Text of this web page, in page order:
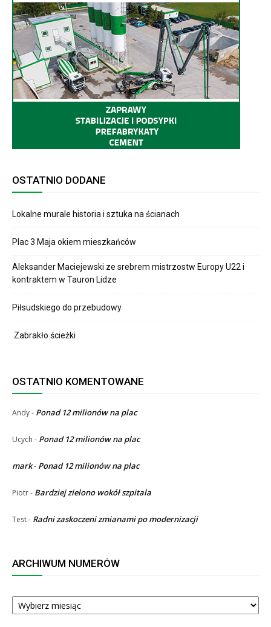
OSTATNIO DODANE
Lokalne murale historia i sztuka na ścianach
Plac 3 Maja okiem mieszkańców
Aleksander Maciejewski ze srebrem mistrzostw Europy U22 i
kontraktem w Tauron Lidze
Piłsudskiego do przebudowy
Zabrakło ścieżki
OSTATNIO KOMENTOWANE
Andy- Ponad 12 milionów na plac
Ucych - Ponad 12 milionów na plac
mark- Ponad 12 milionów na plac
Piotr- Bardziej zielono wokół szpitala
Test- Radni zaskoczeni zmianami po modernizacji
ARCHIWUM NUMERÓW
ARCHIWUM
NUMERÓW